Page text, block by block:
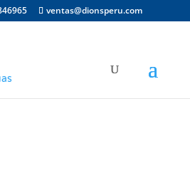
ventas@dionsperu.com